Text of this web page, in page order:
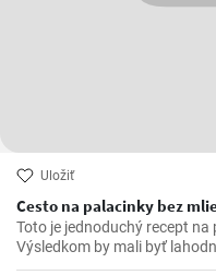
Uložiť
Cesto na palacinky bez
Toto je jednoduchý recept
Výsledkom by mali byť
pripravíte bez použitia mlieka.